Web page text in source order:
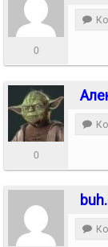
0
0